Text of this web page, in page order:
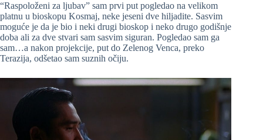
“Raspoloženi za ljubav” sam prvi put pogledao na velikom
platnu u bioskopu Kosmaj, neke jeseni dve hiljadite. Sasvim
moguće je da je bio i neki drugi bioskop i neko drugo godišnje
doba ali za dve stvari sam sasvim siguran. Pogledao sam ga
sam…a nakon projekcije, put do Zelenog Venca, preko
Terazija, odšetao sam suznih očiju.